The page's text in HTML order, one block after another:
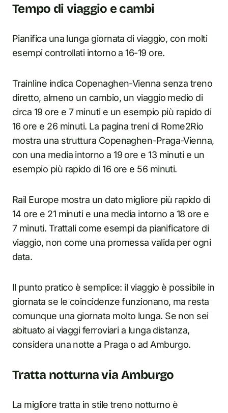
Tempo di viaggio e cambi
Pianifica una lunga giornata di viaggio, con molti
esempi controllati intorno a 16-19 ore.
Trainline indica Copenaghen-Vienna senza treno
diretto, almeno un cambio, un viaggio medio di
circa 19 ore e 7 minuti e un esempio più rapido di
16 ore e 26 minuti. La pagina treni di Rome2Rio
mostra una struttura Copenaghen-Praga-Vienna,
con una media intorno a 19 ore e 13 minuti e un
esempio più rapido di 16 ore e 56 minuti.
Rail Europe mostra un dato migliore più rapido di
14 ore e 21 minuti e una media intorno a 18 ore e
7 minuti. Trattali come esempi da pianificatore di
viaggio, non come una promessa valida per ogni
data.
Il punto pratico è semplice: il viaggio è possibile in
giornata se le coincidenze funzionano, ma resta
comunque una giornata molto lunga. Se non sei
abituato ai viaggi ferroviari a lunga distanza,
considera una notte a Praga o ad Amburgo.
Tratta notturna via Amburgo
La migliore tratta in stile treno notturno è